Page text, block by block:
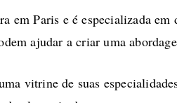
em Paris e é especializada
ajudar a criar uma
vitrine de suas